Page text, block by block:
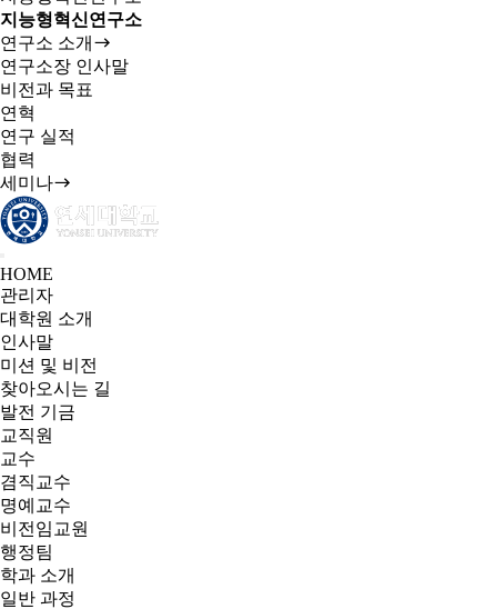
지능형혁신연구소
연구소 소개
연구소장 인사말
비전과 목표
연혁
연구 실적
협력
세미나
HOME
관리자
대학원 소개
인사말
미션 및 비전
찾아오시는 길
발전 기금
교직원
교수
겸직교수
명예교수
비전임교원
행정팀
학과 소개
일반 과정